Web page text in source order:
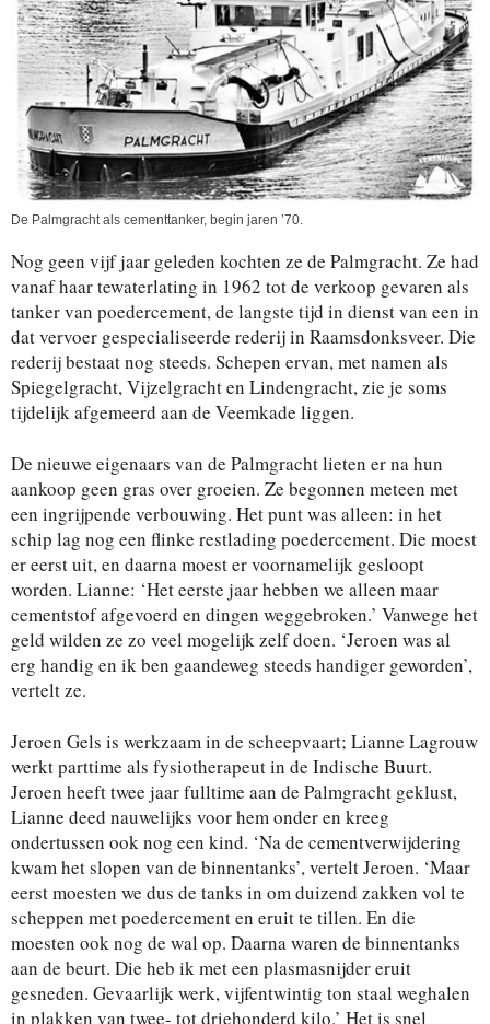
De Palmgracht als cementtanker, begin jaren ’70.
Nog geen vijf jaar geleden kochten ze de Palmgracht. Ze had
vanaf haar tewaterlating in 1962 tot de verkoop gevaren als
tanker van poedercement, de langste tijd in dienst van een in
dat vervoer gespecialiseerde rederij in Raamsdonksveer. Die
rederij bestaat nog steeds. Schepen ervan, met namen als
Spiegelgracht, Vijzelgracht en Lindengracht, zie je soms
tijdelijk afgemeerd aan de Veemkade liggen.
De nieuwe eigenaars van de Palmgracht lieten er na hun
aankoop geen gras over groeien. Ze begonnen meteen met
een ingrijpende verbouwing. Het punt was alleen: in het
schip lag nog een flinke restlading poedercement. Die moest
er eerst uit, en daarna moest er voornamelijk gesloopt
worden. Lianne: ‘Het eerste jaar hebben we alleen maar
cementstof afgevoerd en dingen weggebroken.’ Vanwege het
geld wilden ze zo veel mogelijk zelf doen. ‘Jeroen was al
erg handig en ik ben gaandeweg steeds handiger geworden’,
vertelt ze.
Jeroen Gels is werkzaam in de scheepvaart; Lianne Lagrouw
werkt parttime als fysiotherapeut in de Indische Buurt.
Jeroen heeft twee jaar fulltime aan de Palmgracht geklust,
Lianne deed nauwelijks voor hem onder en kreeg
ondertussen ook nog een kind. ‘Na de cementverwijdering
kwam het slopen van de binnentanks’, vertelt Jeroen. ‘Maar
eerst moesten we dus de tanks in om duizend zakken vol te
scheppen met poedercement en eruit te tillen. En die
moesten ook nog de wal op. Daarna waren de binnentanks
aan de beurt. Die heb ik met een plasmasnijder eruit
gesneden. Gevaarlijk werk, vijfentwintig ton staal weghalen
in plakken van twee- tot driehonderd kilo.’ Het is snel